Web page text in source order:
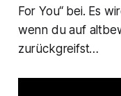
For You“ bei. Es
wenn du auf
zurückgreifst…